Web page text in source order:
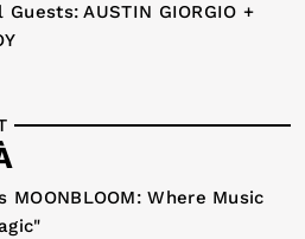
Guests: AUSTIN GIORGIO +
MOONBLOOM: Where Music